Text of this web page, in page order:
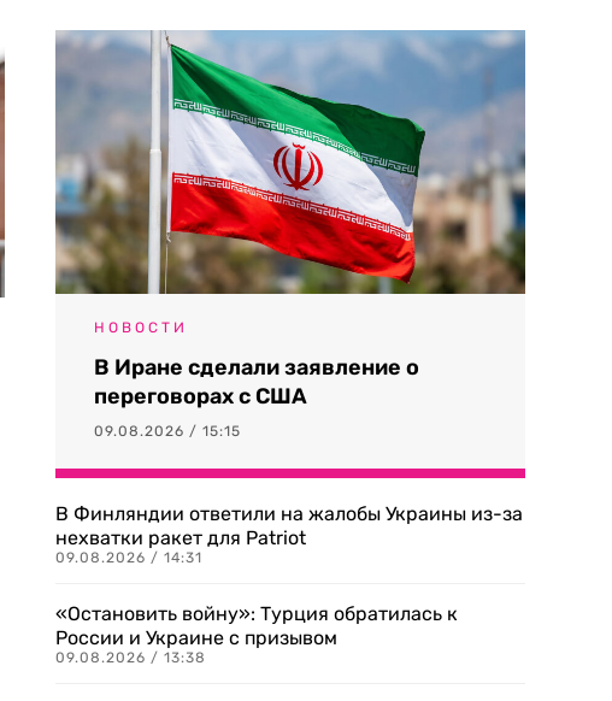
НОВОСТИ
В Иране сделали заявление о
переговорах с США
09.08.2026 / 15:15
В Финляндии ответили на жалобы Украины из-за
нехватки ракет для Patriot
09.08.2026 / 14:31
«Остановить войну»: Турция обратилась к
России и Украине с призывом
09.08.2026 / 13:38